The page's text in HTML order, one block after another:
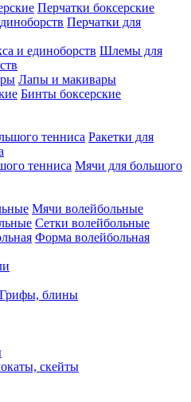
Перчатки боксерские
Перчатки для
Шлемы для
Лапы и макивары
Бинты боксерские
Ракетки для
Мячи для большого
Мячи волейбольные
Сетки волейбольные
Форма волейбольная
Грифы, блины
скейты